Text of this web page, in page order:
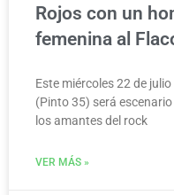
Rojos con un
femenina al
Este miércoles 22 de
(Pinto 35) será
los amantes del rock
VER MÁS »